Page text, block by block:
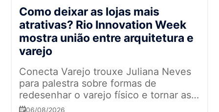
Como deixar as lojas mais
atrativas? Rio Innovation Week
mostra união entre arquitetura e
varejo
Conecta Varejo trouxe Juliana Neves
para palestra sobre formas de
redesenhar o varejo físico e tornar as
experiências mais memoráveis
06/08/2026